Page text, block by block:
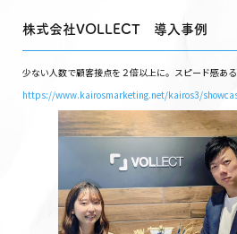
株式会社VOLLECT 導入事例
少ない人数で顧客接点を２倍以上に。スピード感あ
https://www.kairosmarketing.net/kairos3/